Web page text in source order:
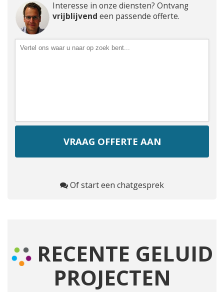
Interesse in onze diensten? Ontvang
vrijblijvend een passende offerte.
Of start een chatgesprek
RECENTE GELUID
PROJECTEN